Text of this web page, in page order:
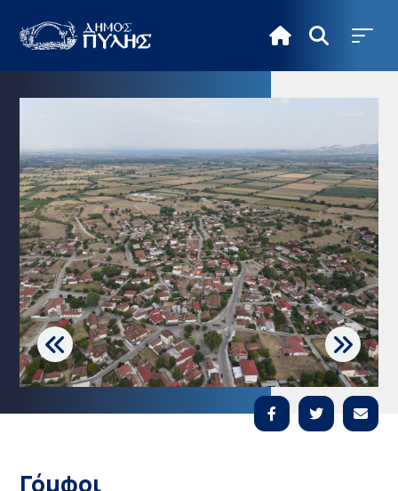
Γόμφοι